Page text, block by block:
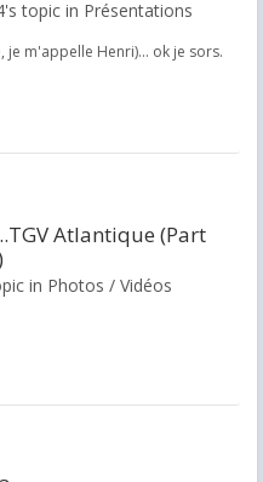
topic in Présentations
je m'appelle Henri)... ok je sors.
Atlantique (Part
in Photos / Vidéos